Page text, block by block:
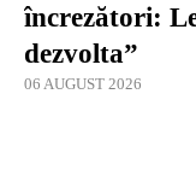
încrezători:
dezvolta”
06 AUGUST 2026